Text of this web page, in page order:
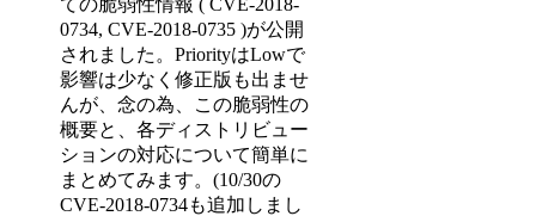
0734, CVE-2018-0735 )が公開
されました。PriorityはLowで
影響は少なく修正版も出ませ
んが、念の為、この脆弱性の
概要と、各ディストリビュー
ションの対応について簡単に
まとめてみます。(10/30の
CVE-2018-0734も追加しまし